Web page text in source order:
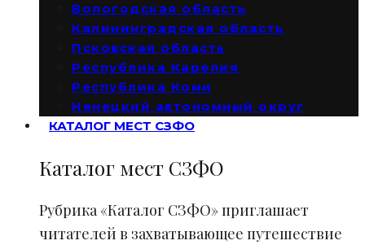
Вологодская область
Калининградская область
Псковская область
Республика Карелия
Республика Коми
Ненецкий автономный округ
КАТАЛОГ МЕСТ СЗФО
Каталог мест СЗФО
Рубрика «Каталог СЗФО» приглашает
читателей в захватывающее путешествие